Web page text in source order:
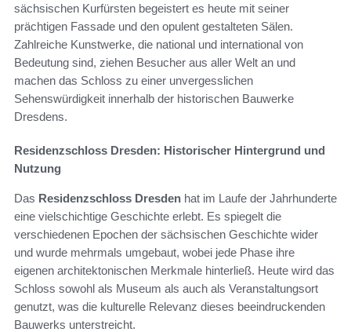
sächsischen Kurfürsten begeistert es heute mit seiner
prächtigen Fassade und den opulent gestalteten Sälen.
Zahlreiche Kunstwerke, die national und international von
Bedeutung sind, ziehen Besucher aus aller Welt an und
machen das Schloss zu einer unvergesslichen
Sehenswürdigkeit innerhalb der historischen Bauwerke
Dresdens.
Residenzschloss Dresden: Historischer Hintergrund und
Nutzung
Das Residenzschloss Dresden hat im Laufe der Jahrhunderte
eine vielschichtige Geschichte erlebt. Es spiegelt die
verschiedenen Epochen der sächsischen Geschichte wider
und wurde mehrmals umgebaut, wobei jede Phase ihre
eigenen architektonischen Merkmale hinterließ. Heute wird das
Schloss sowohl als Museum als auch als Veranstaltungsort
genutzt, was die kulturelle Relevanz dieses beeindruckenden
Bauwerks unterstreicht.